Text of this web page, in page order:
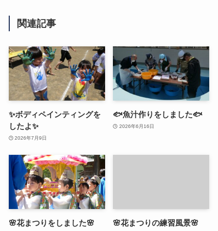
関連記事
✨ボディペインティングを
したよ✨
2026年7月9日
🐟魚汁作りをしました🐟
2026年6月16日
🌸花まつりをしました🌸 🌸花まつりの練習風景🌸